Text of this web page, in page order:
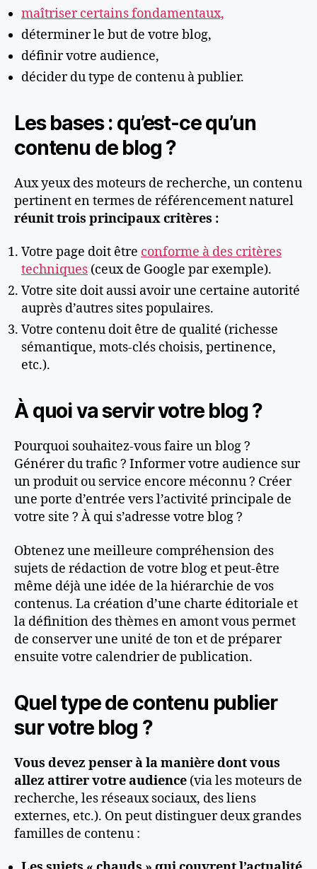
maîtriser certains fondamentaux,
déterminer le but de votre blog,
définir votre audience,
décider du type de contenu à publier.
Les bases : qu’est-ce qu’un
contenu de blog ?
Aux yeux des moteurs de recherche, un contenu
pertinent en termes de référencement naturel
réunit trois principaux critères :
Votre page doit être conforme à des critères
techniques (ceux de Google par exemple).
Votre site doit aussi avoir une certaine autorité
auprès d’autres sites populaires.
Votre contenu doit être de qualité (richesse
sémantique, mots-clés choisis, pertinence,
etc.).
À quoi va servir votre blog ?
Pourquoi souhaitez-vous faire un blog ?
Générer du trafic ? Informer votre audience sur
un produit ou service encore méconnu ? Créer
une porte d’entrée vers l’activité principale de
votre site ? À qui s’adresse votre blog ?
Obtenez une meilleure compréhension des
sujets de rédaction de votre blog et peut-être
même déjà une idée de la hiérarchie de vos
contenus. La création d’une charte éditoriale et
la définition des thèmes en amont vous permet
de conserver une unité de ton et de préparer
ensuite votre calendrier de publication.
Quel type de contenu publier
sur votre blog ?
Vous devez penser à la manière dont vous
allez attirer votre audience (via les moteurs de
recherche, les réseaux sociaux, des liens
externes, etc.). On peut distinguer deux grandes
familles de contenu :